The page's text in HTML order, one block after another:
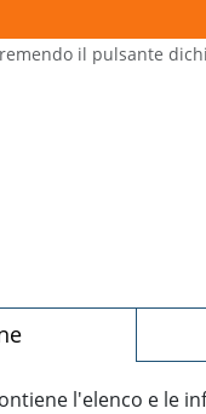
il pulsante
l'elenco e le